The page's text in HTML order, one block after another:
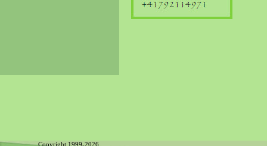
Copyright 1999-2026